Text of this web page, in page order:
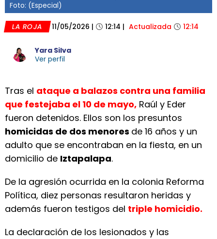
Foto: (Especial)
LA ROJA 11/05/2026 | 12:14 | Actualizada 12:14
Yara Silva
Ver perfil
Tras el ataque a balazos contra una familia
que festejaba el 10 de mayo, Raúl y Eder
fueron detenidos. Ellos son los presuntos
homicidas de dos menores de 16 años y un
adulto que se encontraban en la fiesta, en un
domicilio de Iztapalapa.
De la agresión ocurrida en la colonia Reforma
Política, diez personas resultaron heridas y
además fueron testigos del triple homicidio.
La declaración de los lesionados y las